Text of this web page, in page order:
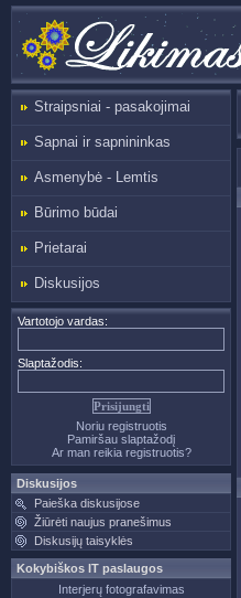
Straipsniai - pasakojimai
Sapnai ir sapnininkas
Asmenybė - Lemtis
Būrimo būdai
Prietarai
Diskusijos
Vartotojo vardas:
Slaptažodis:
Noriu registruotis
Pamiršau slaptažodį
Ar man reikia registruotis?
Diskusijos
Paieška diskusijose
Žiūrėti naujus pranešimus
Diskusijų taisyklės
Kokybiškos IT paslaugos
Interjerų fotografavimas